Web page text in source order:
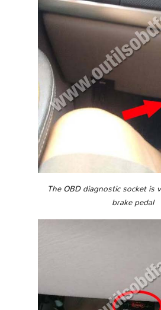
The OBD diagnostic socket is
brake pedal